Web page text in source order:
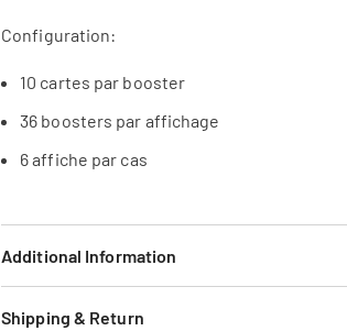
Configuration:
10 cartes par booster
36 boosters par affichage
6 affiche par cas
Additional Information
Shipping & Return